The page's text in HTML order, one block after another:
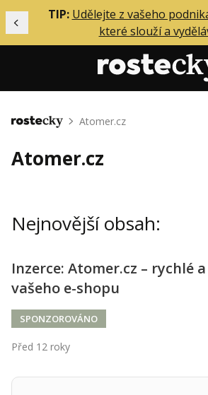
Předchozí
TIP: Udělejte z vašeho
které slouží a
Mentoring
Solo
Inzerce
Přihlášení
Kontakt
Obchodní podmínky
Domů Atomer.cz
Atomer.cz
Nejnovější obsah:
Inzerce: Atomer.cz – rychlé
vašeho e-shopu
SPONZOROVÁNO
Před 12 roky